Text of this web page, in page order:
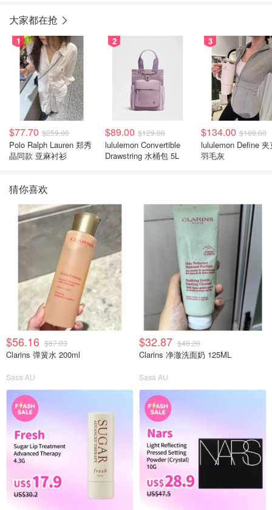
大家都在抢
1
$77.70 $259.00
Polo Ralph Lauren 郑秀
晶同款 亚麻衬衫
2
$89.00 $129.00
lululemon Convertible
Drawstring 水桶包 5L
3
$134.00 $169.00
lululemon Define 夹
羽毛灰
猜你喜欢
$56.16 $87.03
Clarins 弹簧水 200ml
Sasa AU
$32.87 $48.20
Clarins 净澈洗面奶 125ML
Sasa AU